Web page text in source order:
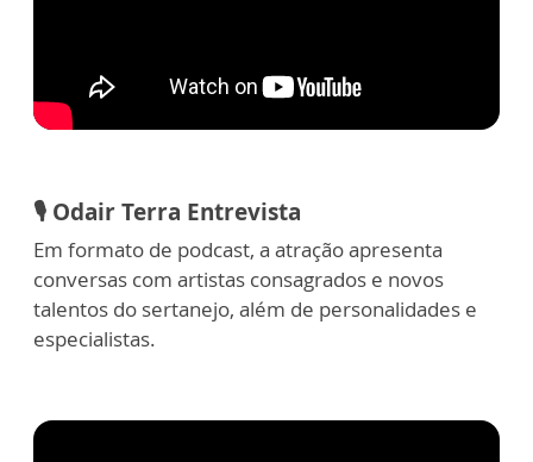
🎙️ Odair Terra Entrevista
Em formato de podcast, a atração apresenta
conversas com artistas consagrados e novos
talentos do sertanejo, além de personalidades e
especialistas.